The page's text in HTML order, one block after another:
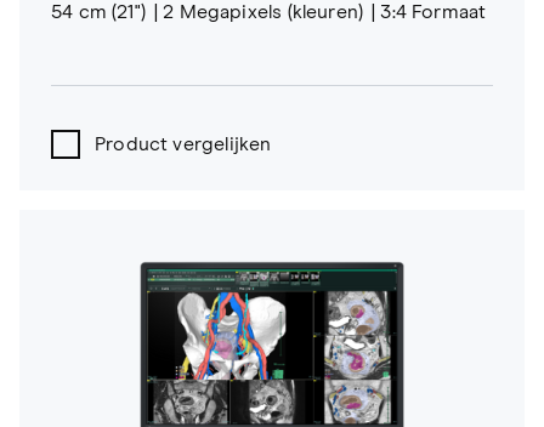
54 cm (21") 2 Megapixels (kleuren) 3:4 Formaat
Product vergelijken